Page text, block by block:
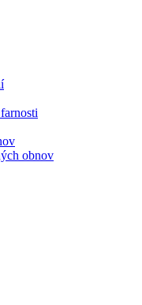
obnov